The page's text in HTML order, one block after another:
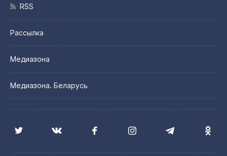
RSS
Рассылка
Медиазона
Медиазона. Беларусь